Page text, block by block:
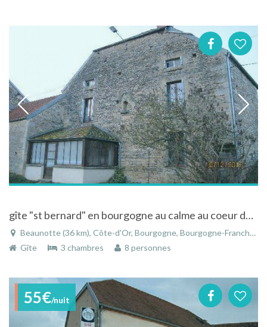
gîte "st bernard" en bourgogne au calme au coeur de la campagne
Beaunotte (36 km), Côte-d'Or, Bourgogne, Bourgogne-Franche-Comté, France
Gîte
3 chambres 8 personnes
55€/nuit